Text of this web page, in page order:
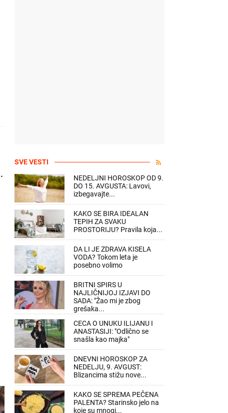
SVE VESTI
NEDELJNI HOROSKOP OD 9.
DO 15. AVGUSTA: Lavovi,
izbegavajte...
KAKO SE BIRA IDEALAN
TEPIH ZA SVAKU
PROSTORIJU? Pravila koja...
DA LI JE ZDRAVA KISELA
VODA? Tokom leta je
posebno volimo
BRITNI SPIRS U
NAJLIČNIJOJ IZJAVI DO
SADA: "Žao mi je zbog
grešaka...
CECA O UNUKU ILIJANU I
ANASTASIJI: "Odlično se
snašla kao majka"
DNEVNI HOROSKOP ZA
NEDELJU, 9. AVGUST:
Blizancima stižu nove...
KAKO SE SPREMA PEČENA
PALENTA? Starinsko jelo na
koje su mnogi...